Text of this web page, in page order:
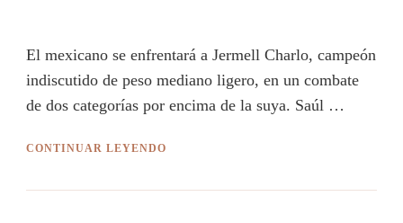
El mexicano se enfrentará a Jermell Charlo, campeón
indiscutido de peso mediano ligero, en un combate
de dos categorías por encima de la suya. Saúl …
CONTINUAR LEYENDO